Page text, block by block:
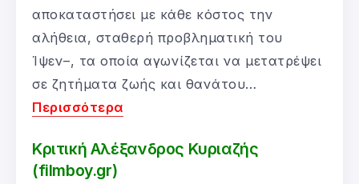
αποκαταστήσει με κάθε κόστος την
αλήθεια, σταθερή προβληματική του
Ίψεν–, τα οποία αγωνίζεται να μετατρέψει
σε ζητήματα ζωής και θανάτου…
Περισσότερα
Κριτική Αλέξανδρος Κυριαζής
(filmboy.gr)